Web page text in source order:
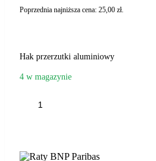
Poprzednia najniższa cena: 25,00 zł.
Hak przerzutki aluminiowy
4 w magazynie